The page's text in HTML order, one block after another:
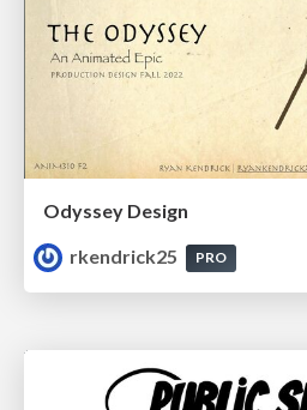
Odyssey Design
rkendrick25
PRO